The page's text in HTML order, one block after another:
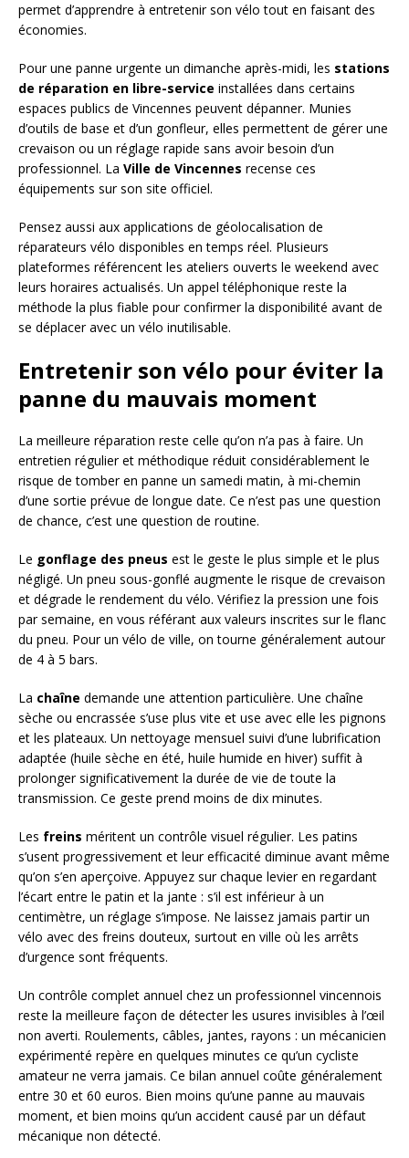
permet d’apprendre à entretenir son vélo tout en faisant des
économies.
Pour une panne urgente un dimanche après-midi, les stations
de réparation en libre-service installées dans certains
espaces publics de Vincennes peuvent dépanner. Munies
d’outils de base et d’un gonfleur, elles permettent de gérer une
crevaison ou un réglage rapide sans avoir besoin d’un
professionnel. La Ville de Vincennes recense ces
équipements sur son site officiel.
Pensez aussi aux applications de géolocalisation de
réparateurs vélo disponibles en temps réel. Plusieurs
plateformes référencent les ateliers ouverts le weekend avec
leurs horaires actualisés. Un appel téléphonique reste la
méthode la plus fiable pour confirmer la disponibilité avant de
se déplacer avec un vélo inutilisable.
Entretenir son vélo pour éviter la
panne du mauvais moment
La meilleure réparation reste celle qu’on n’a pas à faire. Un
entretien régulier et méthodique réduit considérablement le
risque de tomber en panne un samedi matin, à mi-chemin
d’une sortie prévue de longue date. Ce n’est pas une question
de chance, c’est une question de routine.
Le gonflage des pneus est le geste le plus simple et le plus
négligé. Un pneu sous-gonflé augmente le risque de crevaison
et dégrade le rendement du vélo. Vérifiez la pression une fois
par semaine, en vous référant aux valeurs inscrites sur le flanc
du pneu. Pour un vélo de ville, on tourne généralement autour
de 4 à 5 bars.
La chaîne demande une attention particulière. Une chaîne
sèche ou encrassée s’use plus vite et use avec elle les pignons
et les plateaux. Un nettoyage mensuel suivi d’une lubrification
adaptée (huile sèche en été, huile humide en hiver) suffit à
prolonger significativement la durée de vie de toute la
transmission. Ce geste prend moins de dix minutes.
Les freins méritent un contrôle visuel régulier. Les patins
s’usent progressivement et leur efficacité diminue avant même
qu’on s’en aperçoive. Appuyez sur chaque levier en regardant
l’écart entre le patin et la jante : s’il est inférieur à un
centimètre, un réglage s’impose. Ne laissez jamais partir un
vélo avec des freins douteux, surtout en ville où les arrêts
d’urgence sont fréquents.
Un contrôle complet annuel chez un professionnel vincennois
reste la meilleure façon de détecter les usures invisibles à l’œil
non averti. Roulements, câbles, jantes, rayons : un mécanicien
expérimenté repère en quelques minutes ce qu’un cycliste
amateur ne verra jamais. Ce bilan annuel coûte généralement
entre 30 et 60 euros. Bien moins qu’une panne au mauvais
moment, et bien moins qu’un accident causé par un défaut
mécanique non détecté.